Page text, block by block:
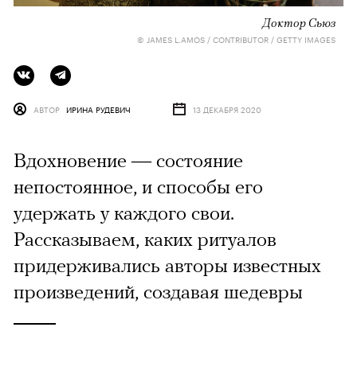
Доктор Сьюз
© JAMES L.AMOS / CONTRIBUTOR / GETTY IMAGES
АВТОР ИРИНА РУДЕВИЧ 13 ДЕКАБРЯ 2020
Вдохновение — состояние
непостоянное, и способы его
удержать у каждого свои.
Рассказываем, каких ритуалов
придерживались авторы известных
произведений, создавая шедевры